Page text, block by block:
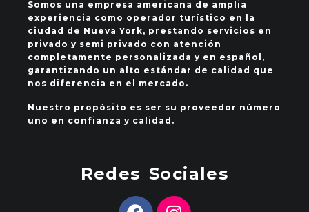
Somos una empresa americana de amplia
experiencia como operador turístico en la
ciudad de Nueva York, prestando servicios en
privado y semi privado con atención
completamente personalizada y en español,
garantizando un alto estándar de calidad que
nos diferencia en el mercado.
Nuestro propósito es ser su proveedor número
uno en confianza y calidad.
Redes Sociales